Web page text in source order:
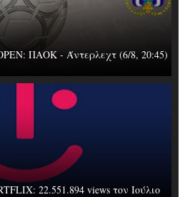
ΠΑΟΚ - Άντερλεχτ (6/8, 20:45)
22.551.894 views τον Ιούλιο